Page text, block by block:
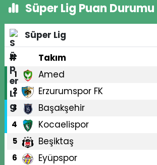
Süper Lig Puan Durumu
Süper Lig
#
Takım
1 Amed
2 Erzurumspor FK
3 Başakşehir
4 Kocaelispor
5 Beşiktaş
6 Eyüpspor